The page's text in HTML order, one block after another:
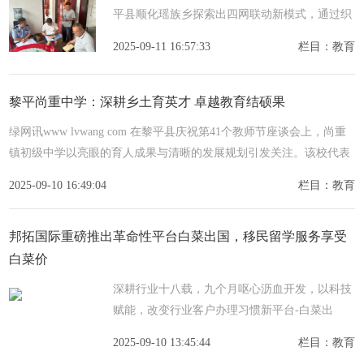
平县顺化瑶族乡探索出四网联动新模式，通过织
种植、涉毒
2025-09-11 16:57:33 栏目：教育
黎平尚重中学：深耕乡土育英才 卓越教育结硕果
绿网讯www lvwang com 在黎平县庆祝第41个教师节座谈会上，尚重
镇初级中学以亮眼的育人成果与清晰的发展规划引发关注。该校代表
2025-09-10 16:49:04
栏目：教育
邦拓国际重磅推出革命性平台白菜出国，移民留学服务享受
白菜价
深耕行业十八载，九个月呕心沥血开发，以科技
赋能，改变行业客户办理习惯新平台-白菜出
2025-09-10 13:45:44 栏目：教育